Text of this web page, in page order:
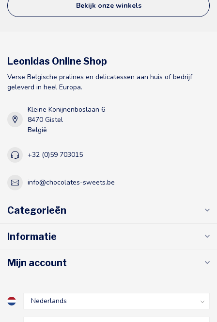
Bekijk onze winkels
Leonidas Online Shop
Verse Belgische pralines en delicatessen aan huis of bedrijf
geleverd in heel Europa.
Kleine Konijnenboslaan 6
8470 Gistel
België
+32 (0)59 703015
info@chocolates-sweets.be
Categorieën
Informatie
Mijn account